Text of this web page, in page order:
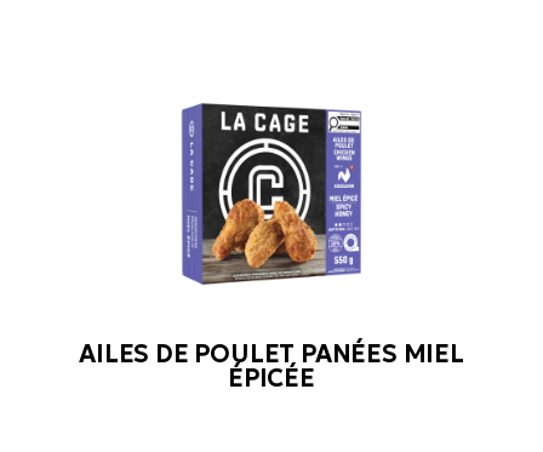
AILES DE POULET PANÉES MIEL
ÉPICÉE